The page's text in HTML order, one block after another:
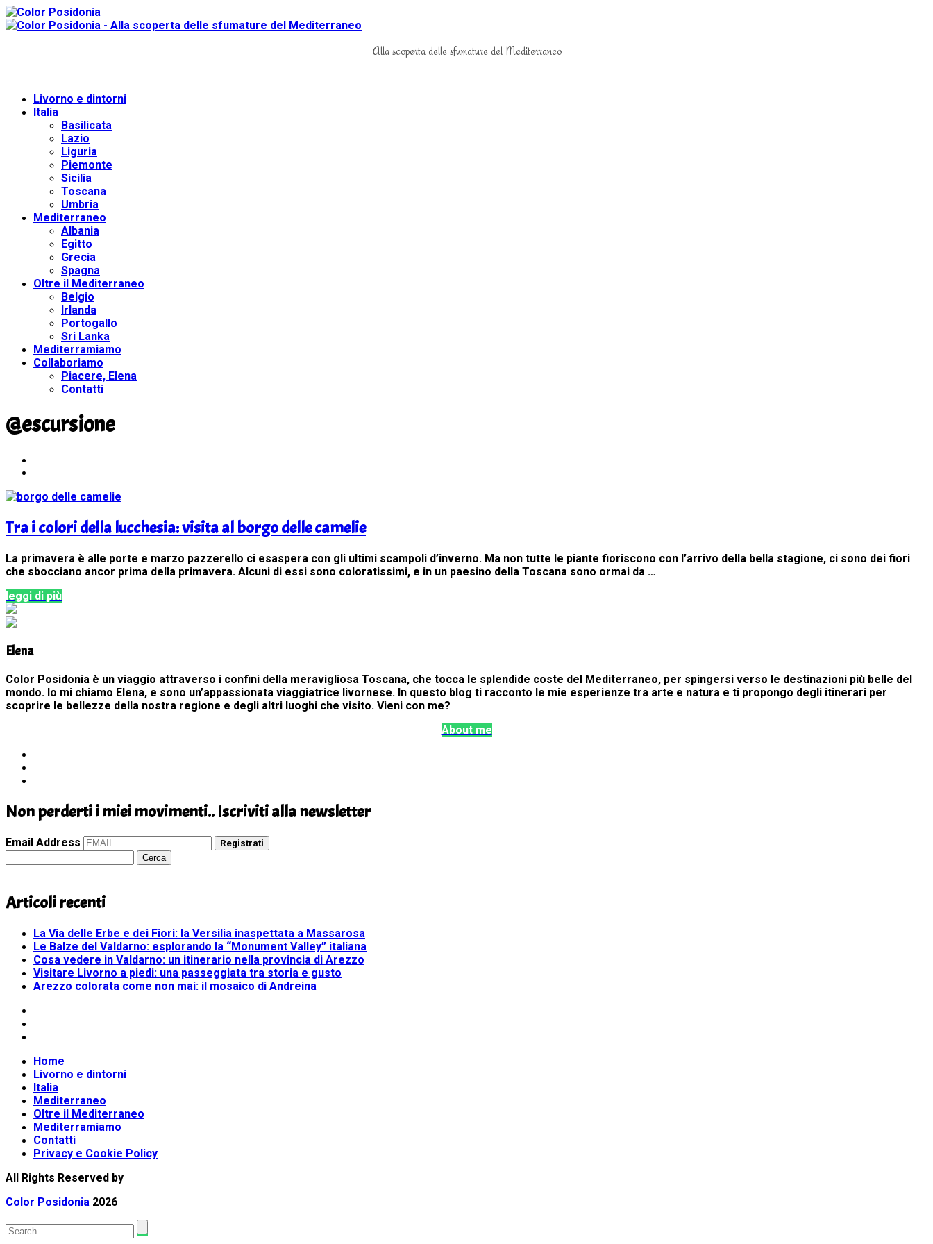
Alla scoperta delle sfumature del Mediterraneo
Livorno e dintorni
Italia
Basilicata
Lazio
Liguria
Piemonte
Sicilia
Toscana
Umbria
Mediterraneo
Albania
Egitto
Grecia
Spagna
Oltre il Mediterraneo
Belgio
Irlanda
Portogallo
Sri Lanka
Mediterramiamo
Collaboriamo
Piacere, Elena
Contatti
@escursione
Tra i colori della lucchesia: visita al borgo delle camelie
La primavera è alle porte e marzo pazzerello ci esaspera con gli ultimi scampoli d’inverno. Ma non tutte le piante fioriscono con l’arrivo della bella stagione, ci sono dei fiori
che sbocciano ancor prima della primavera. Alcuni di essi sono coloratissimi, e in un paesino della Toscana sono ormai da …
leggi di più
Elena
Color Posidonia è un viaggio attraverso i confini della meravigliosa Toscana, che tocca le splendide coste del Mediterraneo, per spingersi verso le destinazioni più belle del
mondo. Io mi chiamo Elena, e sono un’appassionata viaggiatrice livornese. In questo blog ti racconto le mie esperienze tra arte e natura e ti propongo degli itinerari per
scoprire le bellezze della nostra regione e degli altri luoghi che visito. Vieni con me?
About me
Non perderti i miei movimenti.. Iscriviti alla newsletter
Email Address Registrati
per:
Articoli recenti
La Via delle Erbe e dei Fiori: la Versilia inaspettata a Massarosa
Le Balze del Valdarno: esplorando la “Monument Valley” italiana
Cosa vedere in Valdarno: un itinerario nella provincia di Arezzo
Visitare Livorno a piedi: una passeggiata tra storia e gusto
Arezzo colorata come non mai: il mosaico di Andreina
Home
Livorno e dintorni
Italia
Mediterraneo
Oltre il Mediterraneo
Mediterramiamo
Contatti
Privacy e Cookie Policy
All Rights Reserved by
Color Posidonia 2026